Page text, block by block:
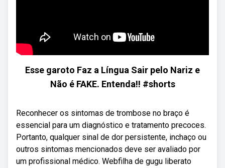
Esse garoto Faz a Língua Sair pelo Nariz e
Não é FAKE. Entenda!! #shorts
Reconhecer os sintomas de trombose no braço é
essencial para um diagnóstico e tratamento precoces.
Portanto, qualquer sinal de dor persistente, inchaço ou
outros sintomas mencionados deve ser avaliado por
um profissional médico. Webfilha de gugu liberato